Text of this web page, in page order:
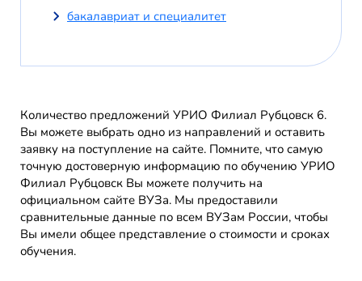
бакалавриат и специалитет
Количество предложений УРИО Филиал Рубцовск 6.
Вы можете выбрать одно из направлений и оставить
заявку на поступление на сайте. Помните, что самую
точную достоверную информацию по обучению УРИО
Филиал Рубцовск Вы можете получить на
официальном сайте ВУЗа. Мы предоставили
сравнительные данные по всем ВУЗам России, чтобы
Вы имели общее представление о стоимости и сроках
обучения.